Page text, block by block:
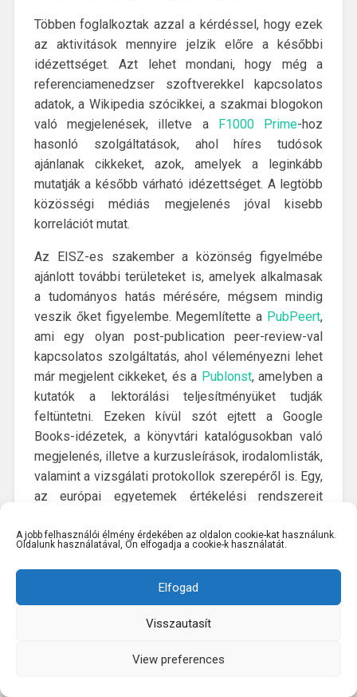
A jobb felhasználói élmény érdekében az oldalon cookie-kat használunk.
Oldalunk használatával, Ön elfogadja a cookie-k használatát.
Elfogad
Visszautasít
View preferences
Többen foglalkoztak azzal a kérdéssel, hogy ezek
az aktivitások mennyire jelzik előre a későbbi
idézettséget. Azt lehet mondani, hogy még a
referenciamenedzser szoftverekkel kapcsolatos
adatok, a Wikipedia szócikkei, a szakmai blogokon
való megjelenések, illetve a F1000 Prime-hoz
hasonló szolgáltatások, ahol híres tudósok
ajánlanak cikkeket, azok, amelyek a leginkább
mutatják a később várható idézettséget. A legtöbb
közösségi médiás megjelenés jóval kisebb
korrelációt mutat.
Az EISZ-es szakember a közönség figyelmébe
ajánlott további területeket is, amelyek alkalmasak
a tudományos hatás mérésére, mégsem mindig
veszik őket figyelembe. Megemlítette a PubPeert,
ami egy olyan post-publication peer-review-val
kapcsolatos szolgáltatás, ahol véleményezni lehet
már megjelent cikkeket, és a Publonst, amelyben a
kutatók a lektorálási teljesítményüket tudják
feltüntetni. Ezeken kívül szót ejtett a Google
Books-idézetek, a könyvtári katalógusokban való
megjelenés, illetve a kurzusleírások, irodalomlisták,
valamint a vizsgálati protokollok szerepéről is. Egy,
az európai egyetemek értékelési rendszereit
Science és Open Access indikátorok, valamint az
elősegíthetné a hasznosulást is. Ezért is lenne
fontos, hogy a finanszírozók tegyenek a
NIH (National Institutes of Health) elszámolhatóvá